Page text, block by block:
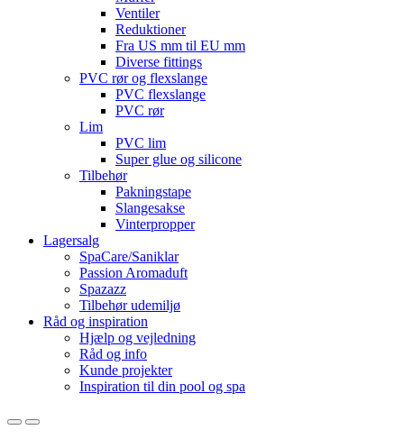
Ventiler
Reduktioner
Fra US mm til EU mm
Diverse fittings
PVC rør og flexslange
PVC flexslange
PVC rør
Lim
PVC lim
Super glue og silicone
Tilbehør
Pakningstape
Slangesakse
Vinterpropper
Lagersalg
SpaCare/Saniklar
Passion Aromaduft
Spazazz
Tilbehør udemiljø
Råd og inspiration
Hjælp og vejledning
Råd og info
Kunde projekter
Inspiration til din pool og spa
OpenClose